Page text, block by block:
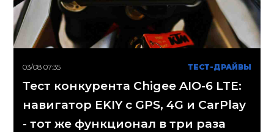
03/08 07:35 ТЕСТ-ДРАЙВЫ
Тест конкурента Chigee AIO-6 LTE:
навигатор EKIY с GPS, 4G и CarPlay
- тот же функционал в три раза